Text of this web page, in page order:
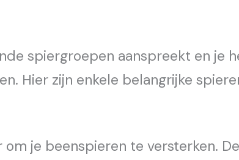
spiergroepen aanspreekt en je
Hier zijn enkele belangrijke
je beenspieren te versterken. De